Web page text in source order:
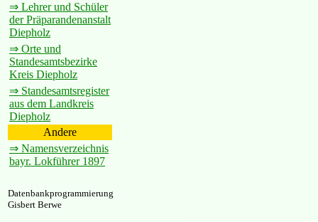
⇒ Lehrer und Schüler
der Präparandenanstalt
Diepholz
⇒ Orte und
Standesamtsbezirke
Kreis Diepholz
⇒ Standesamtsregister
aus dem Landkreis
Diepholz
Andere
⇒ Namensverzeichnis
bayr. Lokführer 1897
Datenbankprogrammierung
Gisbert Berwe